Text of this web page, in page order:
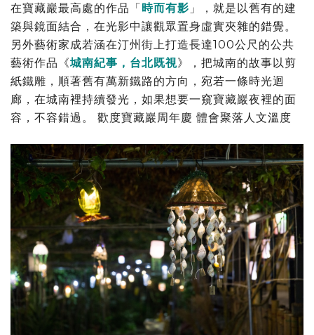
在寶藏巖最高處的作品「 時而有影 」，就是以舊有的建
築與鏡面結合，在光影中讓觀眾置身虛實夾雜的錯覺。
另外藝術家成若涵在汀州街上打造長達100公尺的公共
藝術作品《城南紀事，台北既視》，把城南的故事以剪
紙鐵雕，順著舊有萬新鐵路的方向，宛若一條時光迴
廊，在城南裡持續發光，如果想要一窺寶藏巖夜裡的面
容，不容錯過。 歡度寶藏巖周年慶 體會聚落人文溫度